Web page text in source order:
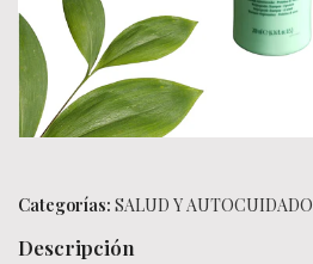
Categorías: SALUD Y AUTOCUIDADO
Descripción